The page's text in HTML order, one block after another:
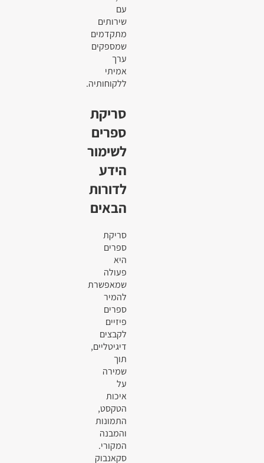
עם
שירותים
מתקדמים
שמספקים
ערך
אמיתי
ללקוחותיה.
סריקת
ספרים
לשימור
הידע
לדורות
הבאים
סריקת
ספרים
היא
פעולה
שמאפשרת
להמיר
ספרים
פיזיים
לקבצים
דיגיטליים,
תוך
שמירה
על
איכות
הטקסט,
התמונות
והמבנה
המקורי.
סקאנבוק